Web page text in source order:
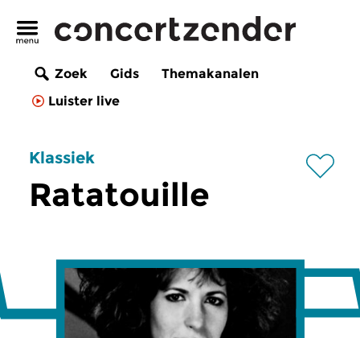
Zoek Gids
Themakanalen
Luister live
Klassiek
Ratatouille